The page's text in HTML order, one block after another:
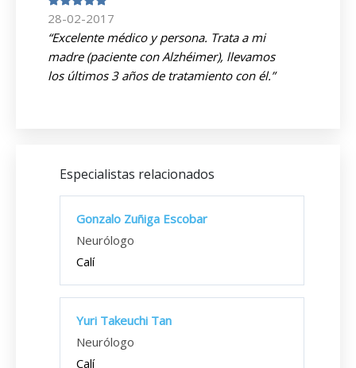
28-02-2017
“Excelente médico y persona. Trata a mi
madre (paciente con Alzhéimer), llevamos
los últimos 3 años de tratamiento con él.”
Especialistas relacionados
Gonzalo Zuñiga Escobar
Neurólogo
Calí
Yuri Takeuchi Tan
Neurólogo
Calí